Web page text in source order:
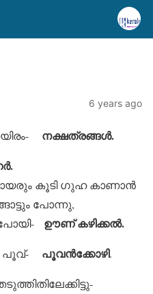
6 years ago
നക്ഷത്രങ്ങള്‍.
കൂടി ഗുഹ കാണാന്‍
പോന്നു,
ഊണ് കഴിക്കല്‍.
പൂവ്- പൂവന്‍ക്കോഴി.